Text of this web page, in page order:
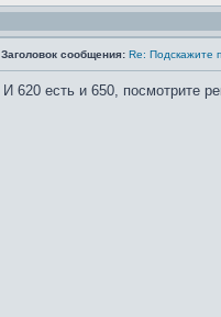
Заголовок сообщения: Re: Подскажите
И 620 есть и 650, посмотрите